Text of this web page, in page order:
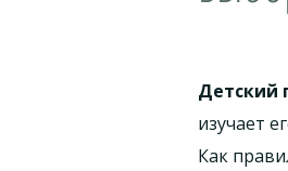
Детский
изучает
Как